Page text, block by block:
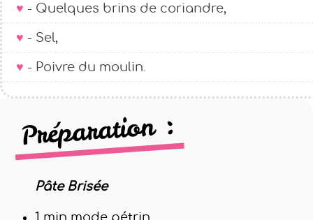
- Quelques brins de coriandre,
- Sel,
- Poivre du moulin.
Préparation :
Pâte Brisée
1 min mode pétrin